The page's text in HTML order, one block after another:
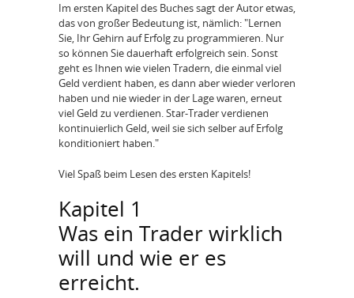
Im ersten Kapitel des Buches sagt der Autor etwas,
das von großer Bedeutung ist, nämlich: "Lernen
Sie, Ihr Gehirn auf Erfolg zu programmieren. Nur
so können Sie dauerhaft erfolgreich sein. Sonst
geht es Ihnen wie vielen Tradern, die einmal viel
Geld verdient haben, es dann aber wieder verloren
haben und nie wieder in der Lage waren, erneut
viel Geld zu verdienen. Star-Trader verdienen
kontinuierlich Geld, weil sie sich selber auf Erfolg
konditioniert haben."
Viel Spaß beim Lesen des ersten Kapitels!
Kapitel 1
Was ein Trader wirklich
will und wie er es
erreicht.